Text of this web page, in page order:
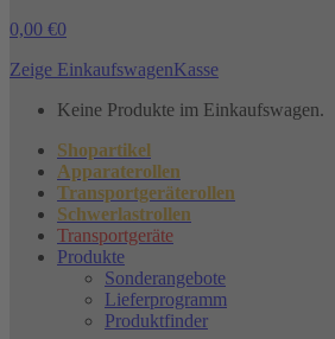
0,00 €0
Zeige EinkaufswagenKasse
Keine Produkte im Einkaufswagen.
Shopartikel
Apparaterollen
Transportgeräterollen
Schwerlastrollen
Transportgeräte
Produkte
Sonderangebote
Lieferprogramm
Produktfinder